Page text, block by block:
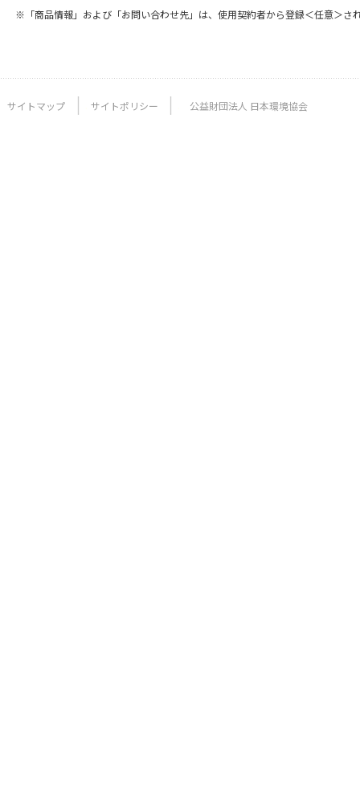
※「商品情報」および「お問い合わせ先」は、使用契約者から登録＜任意＞さ
サイトマップ サイトポリシー 公益財団法人 日本環境協会